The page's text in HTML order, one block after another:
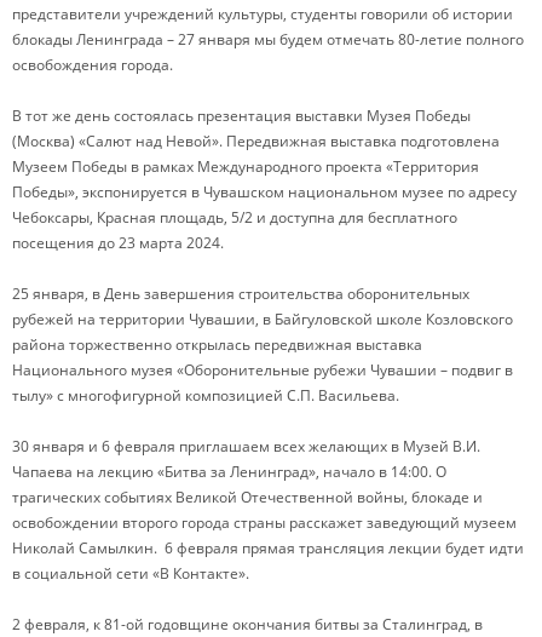
представители учреждений культуры, студенты говорили об истории
блокады Ленинграда – 27 января мы будем отмечать 80-летие полного
освобождения города.
В тот же день состоялась презентация выставки Музея Победы
(Москва) «Салют над Невой». Передвижная выставка подготовлена
Музеем Победы в рамках Международного проекта «Территория
Победы», экспонируется в Чувашском национальном музее по адресу
Чебоксары, Красная площадь, 5/2 и доступна для бесплатного
посещения до 23 марта 2024.
25 января, в День завершения строительства оборонительных
рубежей на территории Чувашии, в Байгуловской школе Козловского
района торжественно открылась передвижная выставка
Национального музея «Оборонительные рубежи Чувашии – подвиг в
тылу» с многофигурной композицией С.П. Васильева.
30 января и 6 февраля приглашаем всех желающих в Музей В.И.
Чапаева на лекцию «Битва за Ленинград», начало в 14:00. О
трагических событиях Великой Отечественной войны, блокаде и
освобождении второго города страны расскажет заведующий музеем
Николай Самылкин. 6 февраля прямая трансляция лекции будет идти
в социальной сети «В Контакте».
2 февраля, к 81-ой годовщине окончания битвы за Сталинград, в